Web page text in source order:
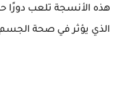
هذه الأنسجة تلعب دورًا
الذي يؤثر في صحة